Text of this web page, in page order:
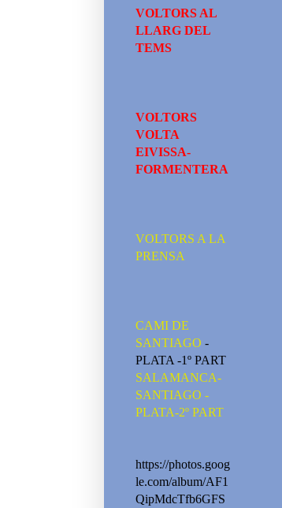
VOLTORS AL
LLARG DEL
TEMS
VOLTORS
VOLTA
EIVISSA-
FORMENTERA
VOLTORS A LA
PRENSA
CAMI DE
SANTIAGO -
PLATA -1º PART
SALAMANCA-
SANTIAGO -
PLATA-2º PART
https://photos.goog
le.com/album/AF1
QipMdcTfb6GFS